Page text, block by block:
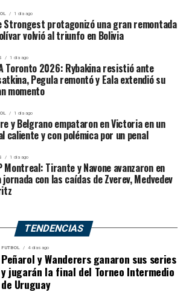
1 día ago
Strongest protagonizó una gran remontada
volvió al triunfo en Bolivia
1 día ago
Toronto 2026: Rybakina resistió ante
Pegula remontó y Eala extendió su
momento
1 día ago
y Belgrano empataron en Victoria en un
caliente y con polémica por un penal
1 día ago
Montreal: Tirante y Navone avanzaron en
jornada con las caídas de Zverev, Medvedev
TENDENCIAS
FUTBOL 4 días ago
Peñarol y Wanderers ganaron sus series
y jugarán la final del Torneo Intermedio
de Uruguay